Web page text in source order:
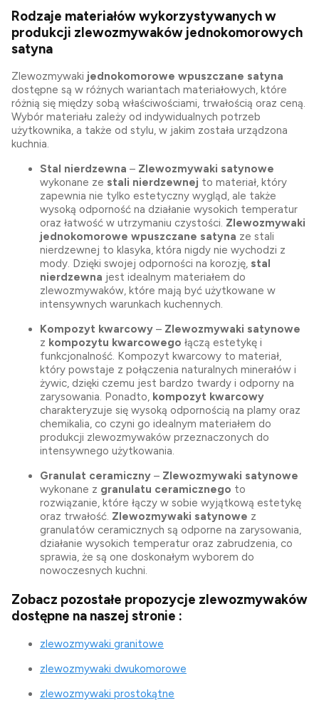
Rodzaje materiałów wykorzystywanych w
produkcji zlewozmywaków jednokomorowych
satyna
Zlewozmywaki jednokomorowe wpuszczane satyna
dostępne są w różnych wariantach materiałowych, które
różnią się między sobą właściwościami, trwałością oraz ceną.
Wybór materiału zależy od indywidualnych potrzeb
użytkownika, a także od stylu, w jakim została urządzona
kuchnia.
Stal nierdzewna – Zlewozmywaki satynowe
wykonane ze stali nierdzewnej to materiał, który
zapewnia nie tylko estetyczny wygląd, ale także
wysoką odporność na działanie wysokich temperatur
oraz łatwość w utrzymaniu czystości. Zlewozmywaki
jednokomorowe wpuszczane satyna ze stali
nierdzewnej to klasyka, która nigdy nie wychodzi z
mody. Dzięki swojej odporności na korozję, stal
nierdzewna jest idealnym materiałem do
zlewozmywaków, które mają być użytkowane w
intensywnych warunkach kuchennych.
Kompozyt kwarcowy – Zlewozmywaki satynowe
z kompozytu kwarcowego łączą estetykę i
funkcjonalność. Kompozyt kwarcowy to materiał,
który powstaje z połączenia naturalnych minerałów i
żywic, dzięki czemu jest bardzo twardy i odporny na
zarysowania. Ponadto, kompozyt kwarcowy
charakteryzuje się wysoką odpornością na plamy oraz
chemikalia, co czyni go idealnym materiałem do
produkcji zlewozmywaków przeznaczonych do
intensywnego użytkowania.
Granulat ceramiczny – Zlewozmywaki satynowe
wykonane z granulatu ceramicznego to
rozwiązanie, które łączy w sobie wyjątkową estetykę
oraz trwałość. Zlewozmywaki satynowe z
granulatów ceramicznych są odporne na zarysowania,
działanie wysokich temperatur oraz zabrudzenia, co
sprawia, że są one doskonałym wyborem do
nowoczesnych kuchni.
Zobacz pozostałe propozycje zlewozmywaków
dostępne na naszej stronie :
zlewozmywaki granitowe
zlewozmywaki dwukomorowe
zlewozmywaki prostokątne